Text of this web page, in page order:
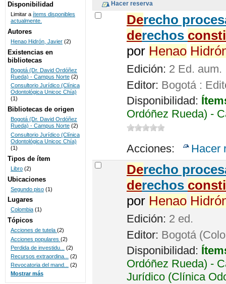
BIBLIOTECAS
UNICOC
Derecho
derechos
por Henao
Edición: 2 Ed. aum.
Editor: Bogotá :
Disponibilidad:
Ordóñez Rueda) -
Acciones: Hacer
Derecho
derechos
por Henao
Edición: 2 ed.
Editor: Bogotá
Disponibilidad:
Ordóñez Rueda) -
Jurídico (Clínica
Disponibilidad
Limitar a ítems disponibles
actualmente.
Autores
Henao Hidrón, Javier (2)
Existencias en
bibliotecas
Bogotá (Dr. David Ordóñez
Rueda) - Campus Norte (2)
Consultorio Jurídico (Clínica
Odontológica Unicoc Chía)
(1)
Bibliotecas de origen
Bogotá (Dr. David Ordóñez
Rueda) - Campus Norte (2)
Consultorio Jurídico (Clínica
Odontológica Unicoc Chía)
(1)
Tipos de ítem
Libro (2)
Ubicaciones
Segundo piso (1)
Lugares
Colombia (1)
Tópicos
Acciones de tutela (2)
Acciones populares (2)
Perdida de investidu...
(2)
Recursos extraordina...
(2)
Revocatoria del mand...
(2)
Mostrar más